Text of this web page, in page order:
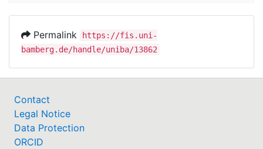
Permalink
https://fis.uni-
bamberg.de/handle/uniba/13862
Contact
Legal Notice
Data Protection
ORCID